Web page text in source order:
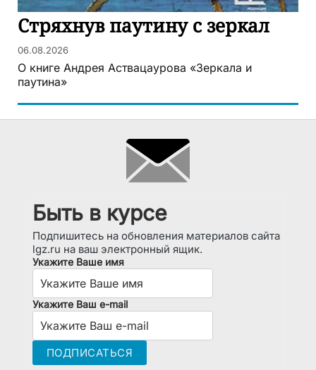
Стряхнув паутину с зеркал
06.08.2026
О книге Андрея Аствацаурова «Зеркала и
паутина»
Быть в курсе
Подпишитесь на обновления материалов сайта
lgz.ru на ваш электронный ящик.
Укажите Ваше имя
Укажите Ваш e-mail